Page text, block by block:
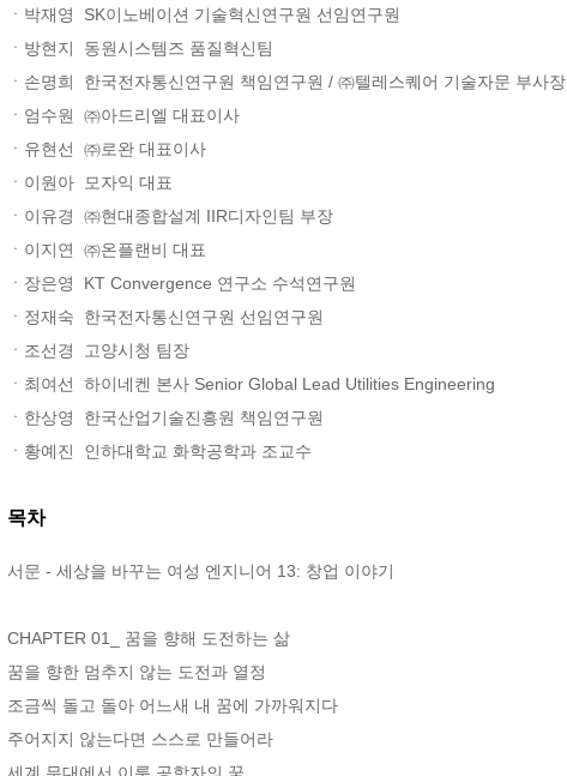
ㆍ박재영  SK이노베이션 기술혁신연구원 선임연구원
ㆍ방현지  동원시스템즈 품질혁신팀
ㆍ손명희  한국전자통신연구원 책임연구원 / ㈜텔레스퀘어 기술자문 부사장
ㆍ엄수원  ㈜아드리엘 대표이사
ㆍ유현선  ㈜로완 대표이사
ㆍ이원아  모자익 대표
ㆍ이유경  ㈜현대종합설계 IIR디자인팀 부장
ㆍ이지연  ㈜온플랜비 대표
ㆍ장은영  KT Convergence 연구소 수석연구원
ㆍ정재숙  한국전자통신연구원 선임연구원
ㆍ조선경  고양시청 팀장
ㆍ최여선  하이네켄 본사 Senior Global Lead Utilities Engineering
ㆍ한상영  한국산업기술진흥원 책임연구원
ㆍ황예진  인하대학교 화학공학과 조교수
목차
서문 - 세상을 바꾸는 여성 엔지니어 13: 창업 이야기
CHAPTER 01_ 꿈을 향해 도전하는 삶
꿈을 향한 멈추지 않는 도전과 열정
조금씩 돌고 돌아 어느새 내 꿈에 가까워지다
주어지지 않는다면 스스로 만들어라